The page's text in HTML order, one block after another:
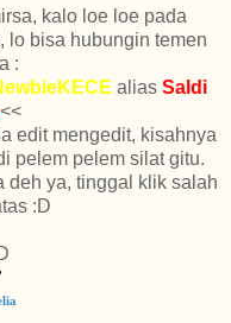
kalo loe loe pada
lo bisa hubungin temen
:
alias Saldi
<<
edit mengedit, kisahnya
pelem pelem silat gitu.
deh ya, tinggal klik salah
:D